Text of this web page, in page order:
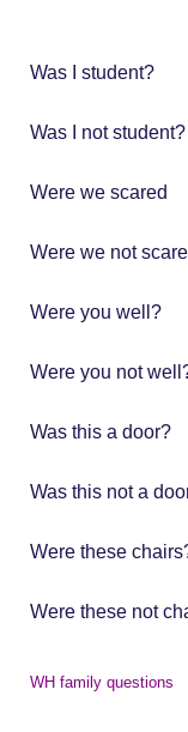
WH family questions